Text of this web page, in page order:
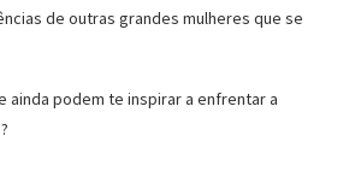
de outras grandes mulheres que se
ainda podem te inspirar a enfrentar a